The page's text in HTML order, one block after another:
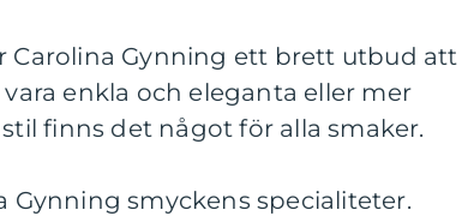
Carolina Gynning ett brett utbud att
enkla och eleganta eller mer
finns det något för alla smaker.
Gynning smyckens specialiteter.